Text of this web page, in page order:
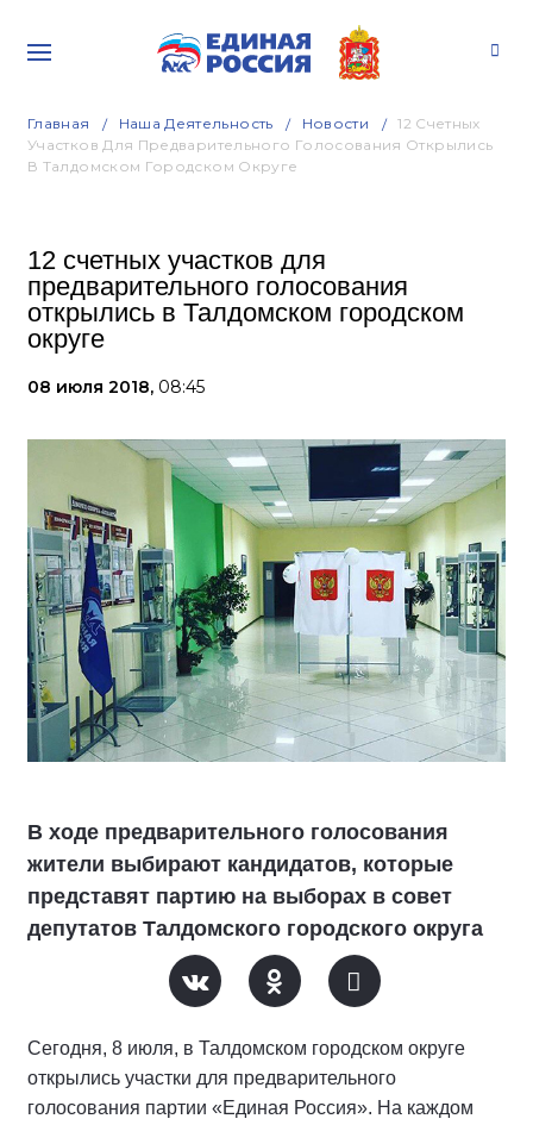
Главная Наша Деятельность Новости
12 Счетных
Участков Для Предварительного Голосования Открылись
В Талдомском Городском Округе
12 счетных участков для
предварительного голосования
открылись в Талдомском городском
округе
08 июля 2018, 08:45
В ходе предварительного голосования
жители выбирают кандидатов, которые
представят партию на выборах в совет
депутатов Талдомского городского округа
Сегодня, 8 июля, в Талдомском городском округе
открылись участки для предварительного
голосования партии «Единая Россия». На каждом